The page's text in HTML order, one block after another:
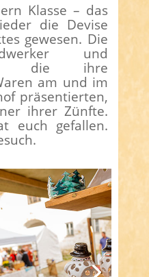
Klasse – das
die Devise
gewesen. Die
und
die ihre
am und im
präsentierten,
ihrer Zünfte.
euch gefallen.